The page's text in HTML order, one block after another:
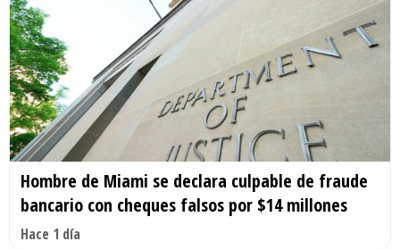
Hombre de Miami se declara culpable de fraude
bancario con cheques falsos por $14 millones
Hace 1 día